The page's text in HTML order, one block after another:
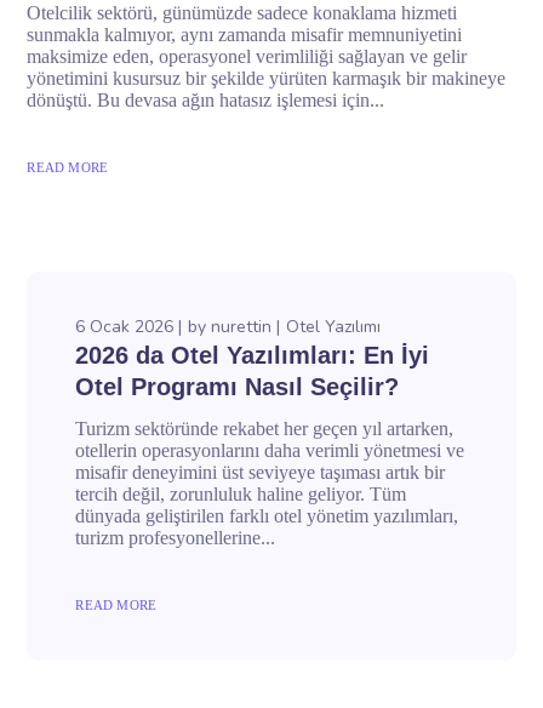
Otelcilik sektörü, günümüzde sadece konaklama hizmeti
sunmakla kalmıyor, aynı zamanda misafir memnuniyetini
maksimize eden, operasyonel verimliliği sağlayan ve gelir
yönetimini kusursuz bir şekilde yürüten karmaşık bir makineye
dönüştü. Bu devasa ağın hatasız işlemesi için...
READ MORE
6 Ocak 2026 by nurettin Otel Yazılımı
2026 da Otel Yazılımları: En İyi
Otel Programı Nasıl Seçilir?
Turizm sektöründe rekabet her geçen yıl artarken,
otellerin operasyonlarını daha verimli yönetmesi ve
misafir deneyimini üst seviyeye taşıması artık bir
tercih değil, zorunluluk haline geliyor. Tüm
dünyada geliştirilen farklı otel yönetim yazılımları,
turizm profesyonellerine...
READ MORE